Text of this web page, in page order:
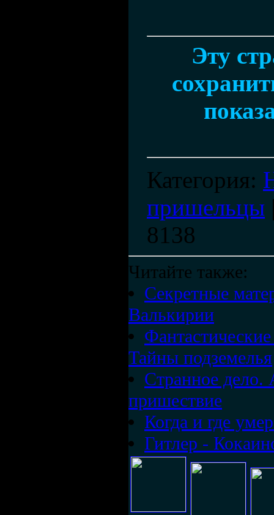
Эту
Категория:
пришельцы
8138
Читайте также:
Секретные
Валькирии
Тайны подземелья
Странное дело.
пришествие
Когда и где
Гитлер -